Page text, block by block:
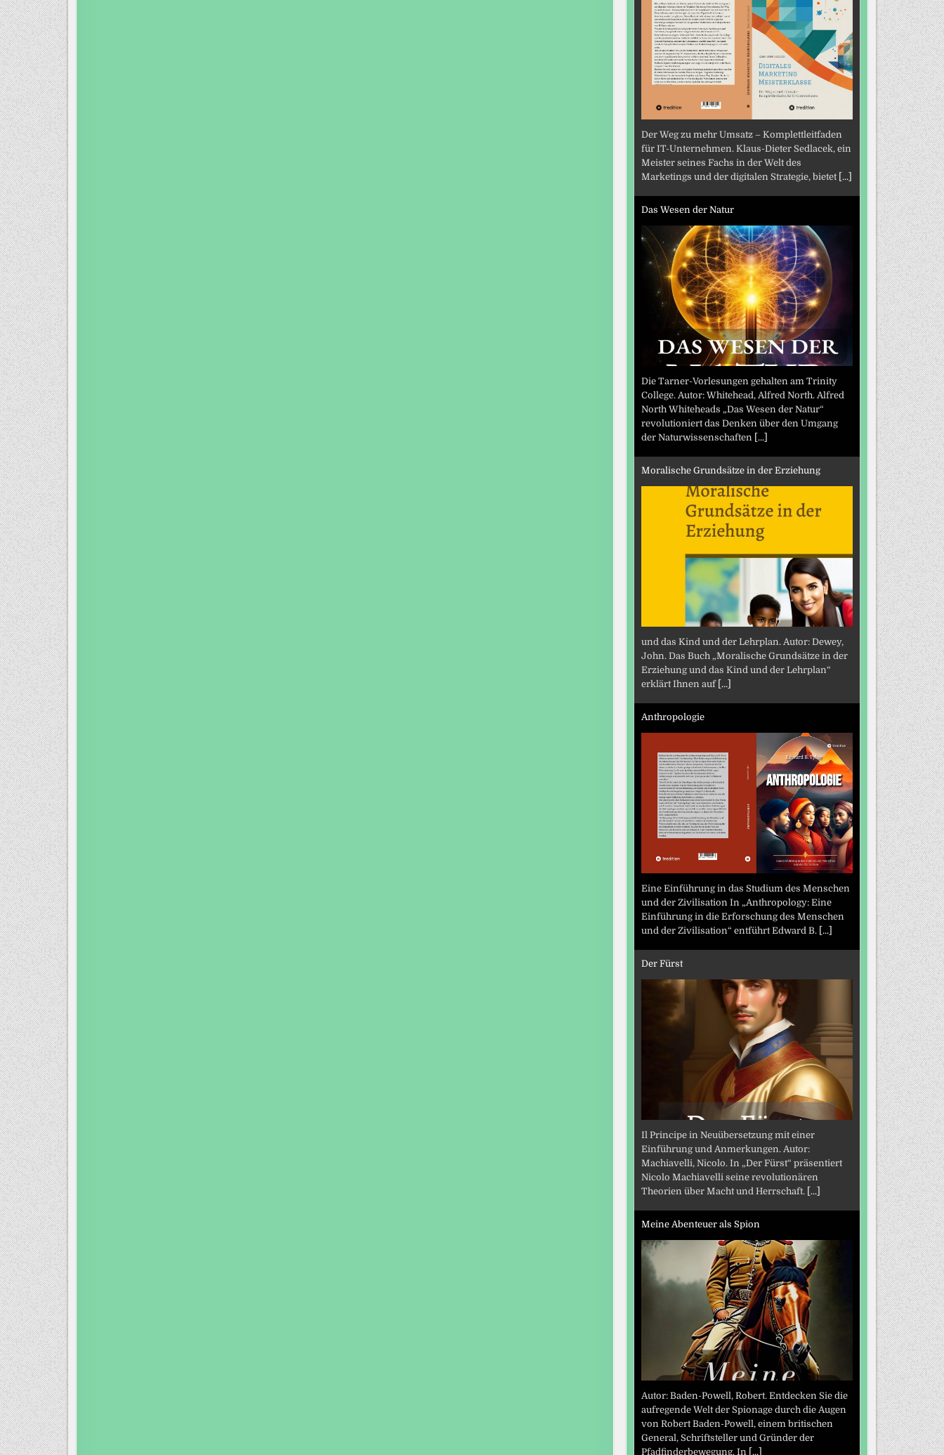
Der Weg zu mehr Umsatz – Komplettleitfaden
für IT-Unternehmen. Klaus-Dieter Sedlacek, ein
Meister seines Fachs in der Welt des
Marketings und der digitalen Strategie, bietet [...]
Das Wesen der Natur
Die Tarner-Vorlesungen gehalten am Trinity
College. Autor: Whitehead, Alfred North. Alfred
North Whiteheads „Das Wesen der Natur“
revolutioniert das Denken über den Umgang
der Naturwissenschaften [...]
Moralische Grundsätze in der Erziehung
und das Kind und der Lehrplan. Autor: Dewey,
John. Das Buch „Moralische Grundsätze in der
Erziehung und das Kind und der Lehrplan“
erklärt Ihnen auf [...]
Anthropologie
Eine Einführung in das Studium des Menschen
und der Zivilisation In „Anthropology: Eine
Einführung in die Erforschung des Menschen
und der Zivilisation“ entführt Edward B. [...]
Der Fürst
Il Principe in Neuübersetzung mit einer
Einführung und Anmerkungen. Autor:
Machiavelli, Nicolo. In „Der Fürst“ präsentiert
Nicolo Machiavelli seine revolutionären
Theorien über Macht und Herrschaft. [...]
Meine Abenteuer als Spion
Autor: Baden-Powell, Robert. Entdecken Sie die
aufregende Welt der Spionage durch die Augen
von Robert Baden-Powell, einem britischen
General, Schriftsteller und Gründer der
Pfadfinderbewegung. In [...]